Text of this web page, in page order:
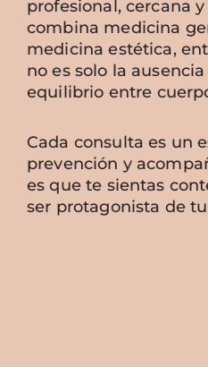
profesional, cercana
combina medicina
medicina estética,
no es solo la
equilibrio entre
Cada consulta es un
prevención y
es que te sientas
ser protagonista de